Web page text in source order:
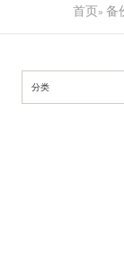
首页» 备
分类